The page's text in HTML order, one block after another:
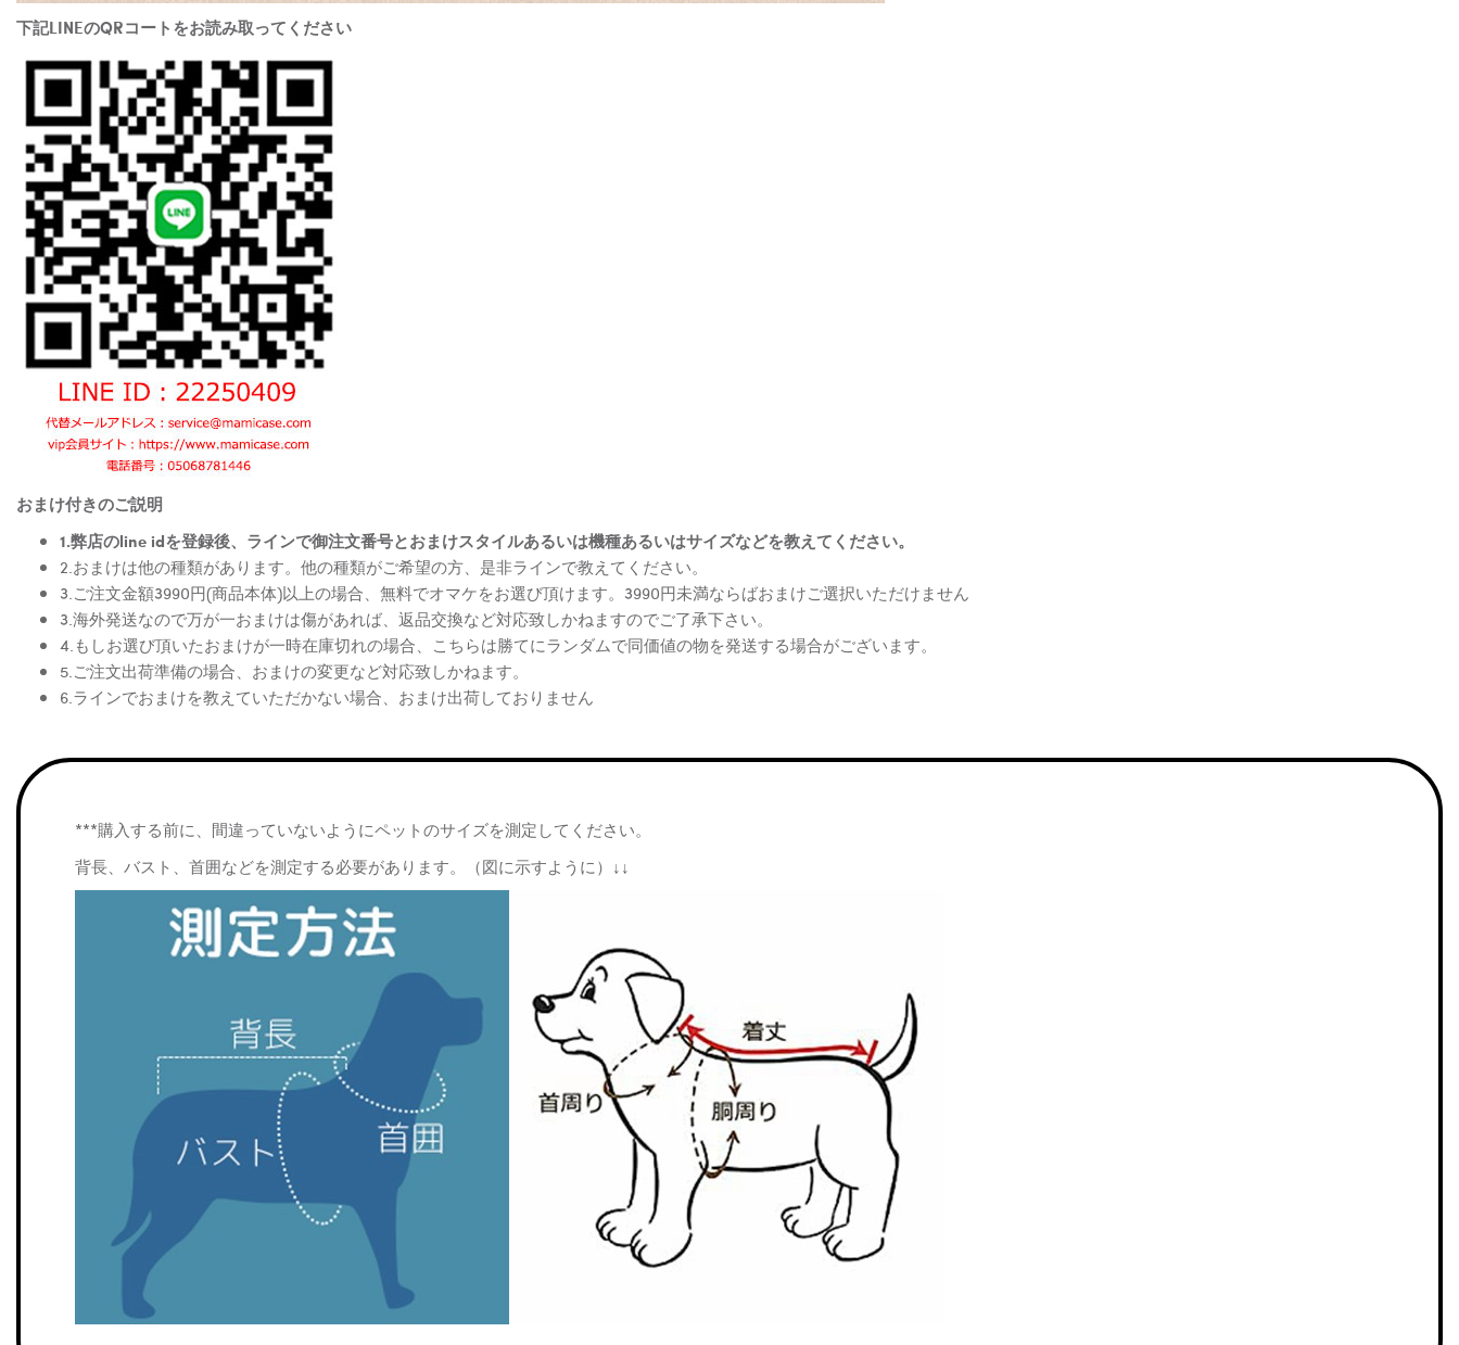
下記LINEのQRコートをお読み取ってください
おまけ付きのご説明
1.弊店のline idを登録後、ラインで御注文番号とおまけスタイルあるいは機種あるいはサイズなどを教えてください。
2.おまけは他の種類があります。他の種類がご希望の方、是非ラインで教えてください。
3.ご注文金額3990円(商品本体)以上の場合、無料でオマケをお選び頂けます。3990円未満ならばおまけご選択いただけません
3.海外発送なので万が一おまけは傷があれば、返品交換など対応致しかねますのでご了承下さい。
4.もしお選び頂いたおまけが一時在庫切れの場合、こちらは勝てにランダムで同価値の物を発送する場合がございます。
5.ご注文出荷準備の場合、おまけの変更など対応致しかねます。
6.ラインでおまけを教えていただかない場合、おまけ出荷しておりません
***購入する前に、間違っていないようにペットのサイズを測定してください。
背長、バスト、首囲などを測定する必要があります。（図に示すように）↓↓